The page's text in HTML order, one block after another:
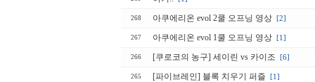
268 아쿠에리온 evol 2쿨 오프닝 영상 [2]
267 아쿠에리온 evol 1쿨 오프닝 영상 [1]
266 [쿠로코의 농구] 세이린 vs 카이조 [6]
265 [파이브레인] 블록 치우기 퍼즐 [1]